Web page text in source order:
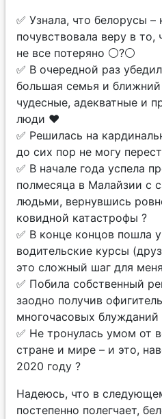
✅ Узнала, что белорусы –
почувствовала веру в
не все потеряно ⚪?⚪
✅ В очередной раз
большая семья и
чудесные, адекватные и
люди ❤
✅ Решилась на
до сих пор не могу
✅ В начале года успела
полмесяца в Малайзии с
людьми, вернувшись
ковидной катастрофы ?
✅ В конце концов пошла
водительские курсы
это сложный шаг для
✅ Побила собственный
заодно получив
многочасовых блужданий
✅ Не тронулась умом от
стране и мире – и это,
2020 году ?
Надеюсь, что в
постепенно полегчает,